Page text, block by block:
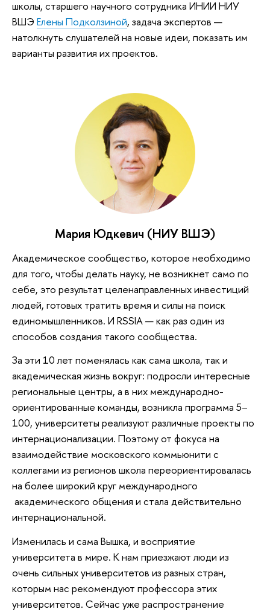
школы, старшего научного сотрудника ИНИИ НИУ
ВШЭ Елены Подколзиной, задача экспертов —
натолкнуть слушателей на новые идеи, показать им
варианты развития их проектов.
Мария Юдкевич (НИУ ВШЭ)
Академическое сообщество, которое необходимо
для того, чтобы делать науку, не возникнет само по
себе, это результат целенаправленных инвестиций
людей, готовых тратить время и силы на поиск
единомышленников. И RSSIA — как раз один из
способов создания такого сообщества.
За эти 10 лет поменялась как сама школа, так и
академическая жизнь вокруг: подросли интересные
региональные центры, а в них международно-
ориентированные команды, возникла программа 5–
100, университеты реализуют различные проекты по
интернационализации. Поэтому от фокуса на
взаимодействие московского коммьюнити с
коллегами из регионов школа переориентировалась
на более широкий круг международного
академического общения и стала действительно
интернациональной.
Изменилась и сама Вышка, и восприятие
университета в мире. К нам приезжают люди из
очень сильных университетов из разных стран,
которым нас рекомендуют профессора этих
университетов. Сейчас уже распространение